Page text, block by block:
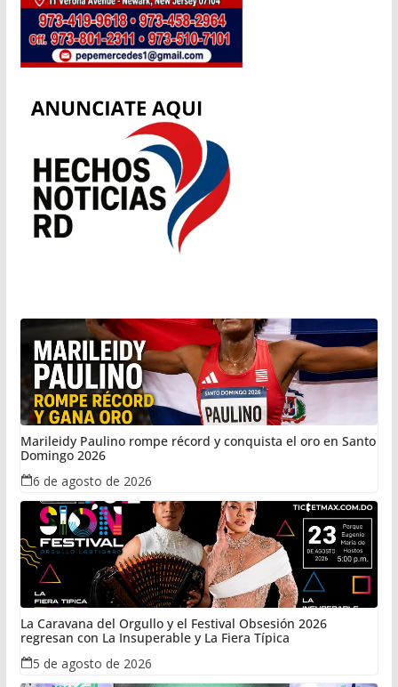
Marileidy Paulino rompe récord y conquista el oro en Santo
Domingo 2026
6 de agosto de 2026
La Caravana del Orgullo y el Festival Obsesión 2026
regresan con La Insuperable y La Fiera Típica
5 de agosto de 2026